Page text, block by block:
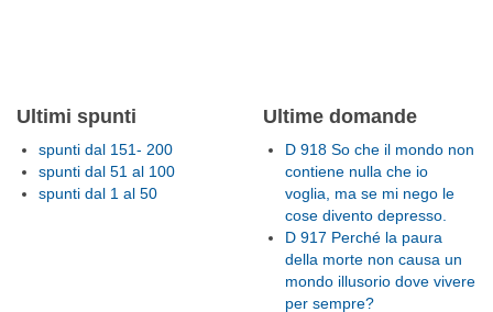
Ultimi spunti
spunti dal 151- 200
spunti dal 51 al 100
spunti dal 1 al 50
Ultime domande
D 918 So che il mondo non
contiene nulla che io
voglia, ma se mi nego le
cose divento depresso.
D 917 Perché la paura
della morte non causa un
mondo illusorio dove vivere
per sempre?